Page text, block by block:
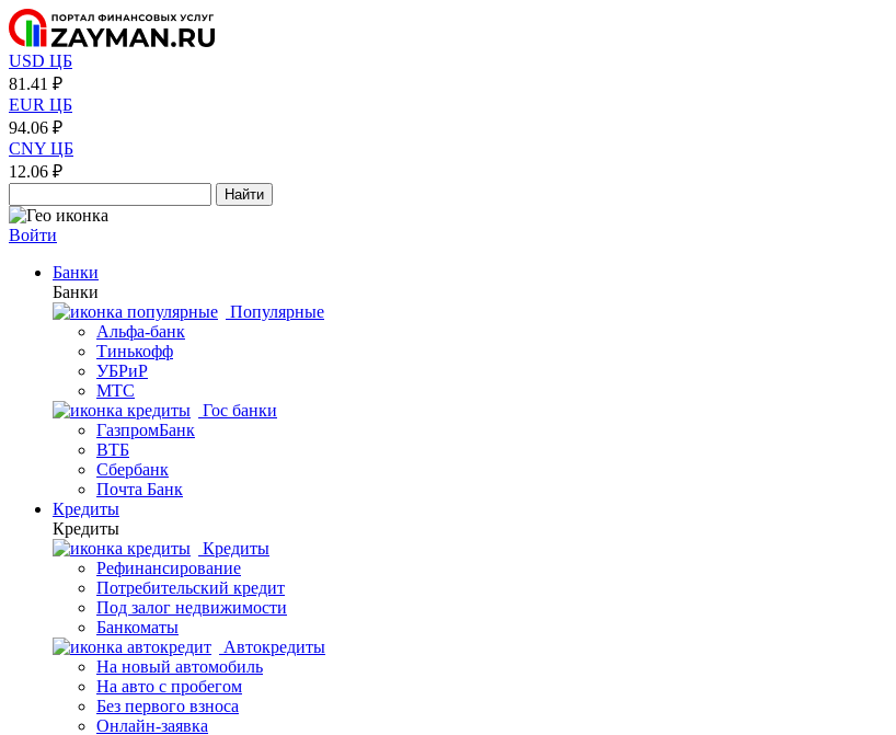
USD ЦБ
81.41 ₽
EUR ЦБ
94.06 ₽
CNY ЦБ
12.06 ₽
Найти
Войти
Банки
Банки
Популярные
Альфа-банк
Тинькофф
УБРиР
МТС
Гос банки
ГазпромБанк
ВТБ
Сбербанк
Почта Банк
Кредиты
Кредиты
Кредиты
Рефинансирование
Потребительский кредит
Под залог недвижимости
Банкоматы
Автокредиты
На новый автомобиль
На авто с пробегом
Без первого взноса
Онлайн-заявка